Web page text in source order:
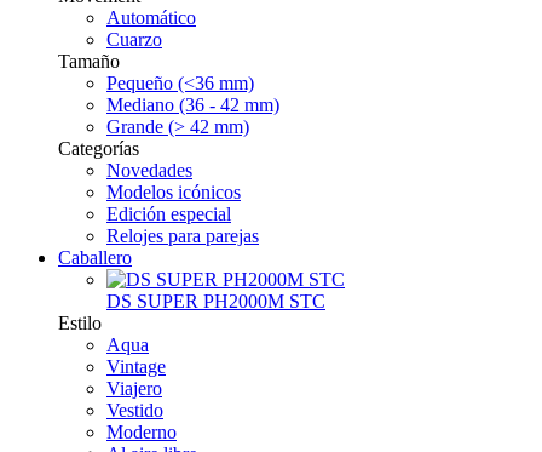
Automático
Cuarzo
Tamaño
Pequeño (<36 mm)
Mediano (36 - 42 mm)
Grande (> 42 mm)
Categorías
Novedades
Modelos icónicos
Edición especial
Relojes para parejas
Caballero
DS SUPER PH2000M STC
Estilo
Aqua
Vintage
Viajero
Vestido
Moderno